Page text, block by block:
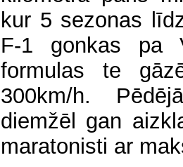
kur 5 sezonas
F-1 gonkas pa
formulas te
300km/h.
diemžēl gan
maratonisti ar